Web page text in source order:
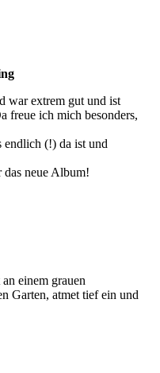
war extrem gut und ist
freue ich mich besonders,
endlich (!) da ist und
das neue Album!
einem grauen
Garten, atmet tief ein und